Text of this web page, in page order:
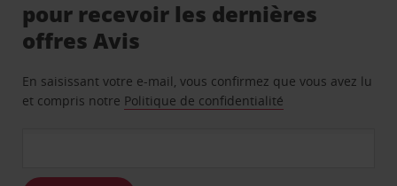
pour recevoir les dernières
offres Avis
En saisissant votre e-mail, vous confirmez que vous avez lu
et compris notre Politique de confidentialité